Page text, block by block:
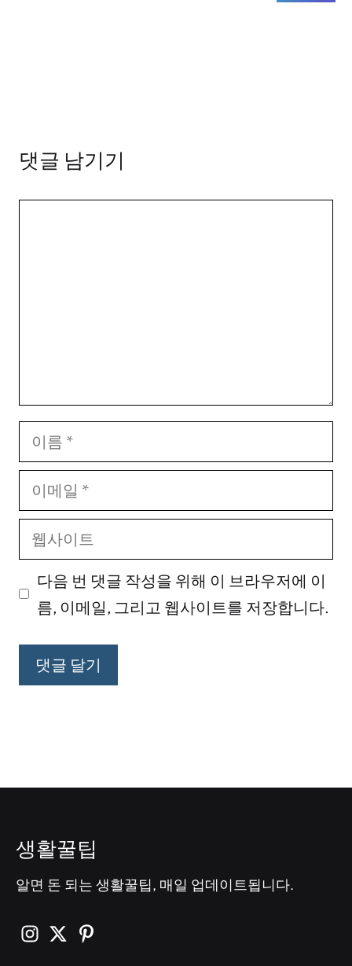
댓글 남기기
름
메
일
웹
사
이 다음 번 댓글 작성을 위해 이 브라우저에 이
름, 이메일, 그리고 웹사이트를 저장합니다.
생활꿀팁
알면 돈 되는 생활꿀팁, 매일 업데이트됩니다.